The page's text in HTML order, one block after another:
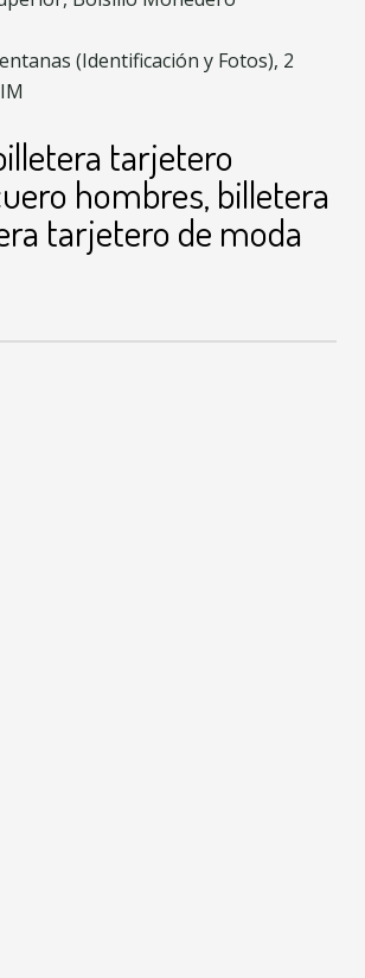
(Identificación y Fotos), 2
tarjetero
hombres, billetera
tarjetero de moda